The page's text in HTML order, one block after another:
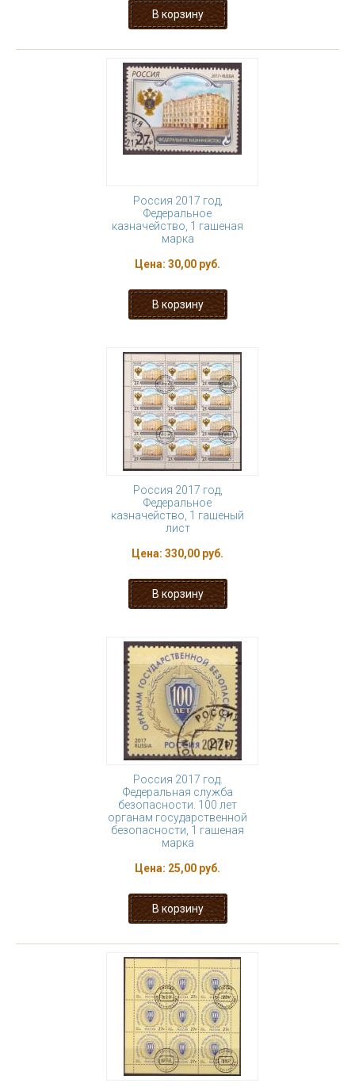
Россия 2017 год,
Федеральное
казначейство, 1 гашеная
марка
Цена: 30,00 руб.
Россия 2017 год,
Федеральное
казначейство, 1 гашеный
лист
Цена: 330,00 руб.
Россия 2017 год.
Федеральная служба
безопасности. 100 лет
органам государственной
безопасности, 1 гашеная
марка
Цена: 25,00 руб.